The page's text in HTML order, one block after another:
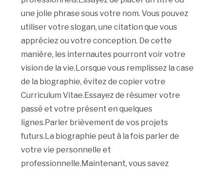
une jolie phrase sous votre nom. Vous pouvez
utiliser votre slogan, une citation que vous
appréciez ou votre conception. De cette
manière, les internautes pourront voir votre
vision de la vie.Lorsque vous remplissez la case
de la biographie, évitez de copier votre
Curriculum Vitae.Essayez de résumer votre
passé et votre présent en quelques
lignes.Parler brièvement de vos projets
futurs.La biographie peut à la fois parler de
votre vie personnelle et
professionnelle.Maintenant, vous savez